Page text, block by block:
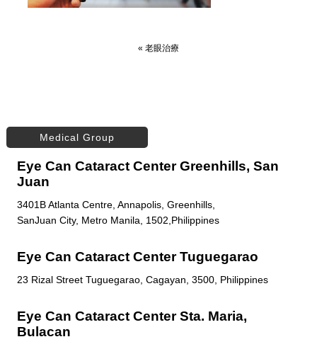
« 老眼治療
Medical Group
Eye Can Cataract Center Greenhills, San
Juan
3401B Atlanta Centre, Annapolis, Greenhills,
SanJuan City, Metro Manila, 1502,Philippines
Eye Can Cataract Center Tuguegarao
23 Rizal Street Tuguegarao, Cagayan, 3500, Philippines
Eye Can Cataract Center Sta. Maria,
Bulacan